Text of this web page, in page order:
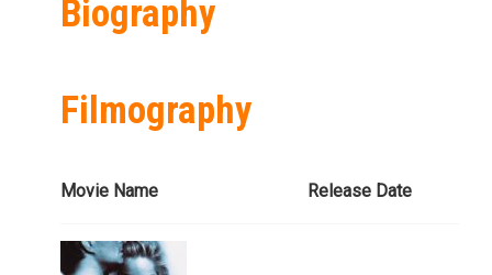
Biography
Filmography
Movie Name Release Date